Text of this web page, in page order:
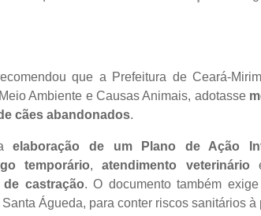
que a Prefeitura de Ceará-
Ambiente e Causas Animais, adotasse
cães abandonados.
aelaboração de um Plano de Ação
temporário,atendimento veterinário
de castração. O documento também exige
Santa Águeda, para conter riscos sanitários à